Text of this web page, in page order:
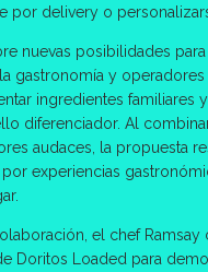
por delivery o
nuevas posibilidades
gastronomía y operadores
ingredientes familiares
diferenciador. Al
audaces, la propuesta
experiencias
el chef Ramsay
Doritos Loaded para